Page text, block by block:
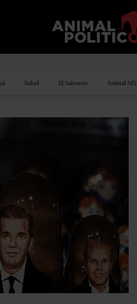
Salud El Sabueso Animal MX